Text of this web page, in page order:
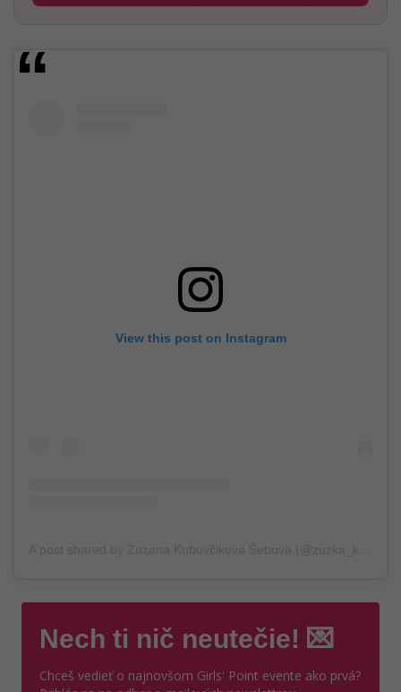
View this post on Instagram
Nech ti nič neutečie! 💌
Chceš vedieť o najnovšom Girls' Point evente ako prvá?